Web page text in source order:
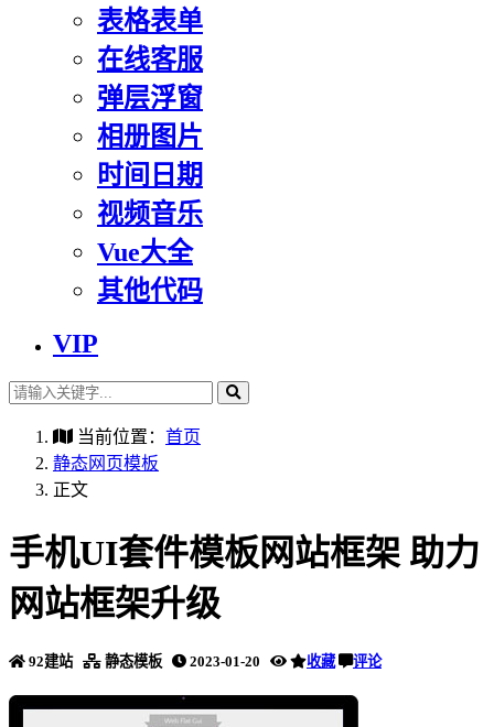
表格表单
在线客服
弹层浮窗
相册图片
时间日期
视频音乐
Vue大全
其他代码
VIP
当前位置： 首页
静态网页模板
正文
手机UI套件模板网站框架 助力
网站框架升级
92建站 静态模板 2023-01-20 收藏 评论